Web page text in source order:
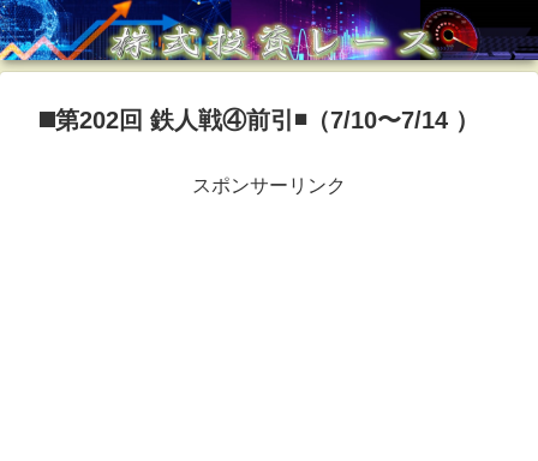
◼️第202回 鉄人戦④前引◾️（7/10〜7/14 ）
スポンサーリンク